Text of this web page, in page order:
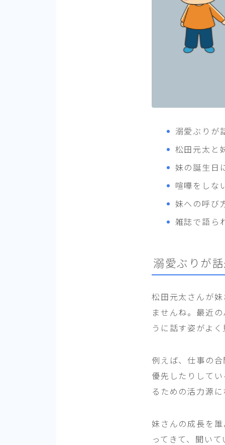
溺愛ぶりが
松田元太と
妹の誕生日
喧嘩をしな
妹への呼び
雑誌で語ら
溺愛ぶりが
松田元太さんが
ませんね。最近
うに話す姿がよ
例えば、仕事の
優先したりして
るための活力源
妹さんの成長を
ってきて、聞い